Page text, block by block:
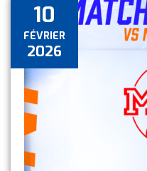
10
FÉVRIER
2026